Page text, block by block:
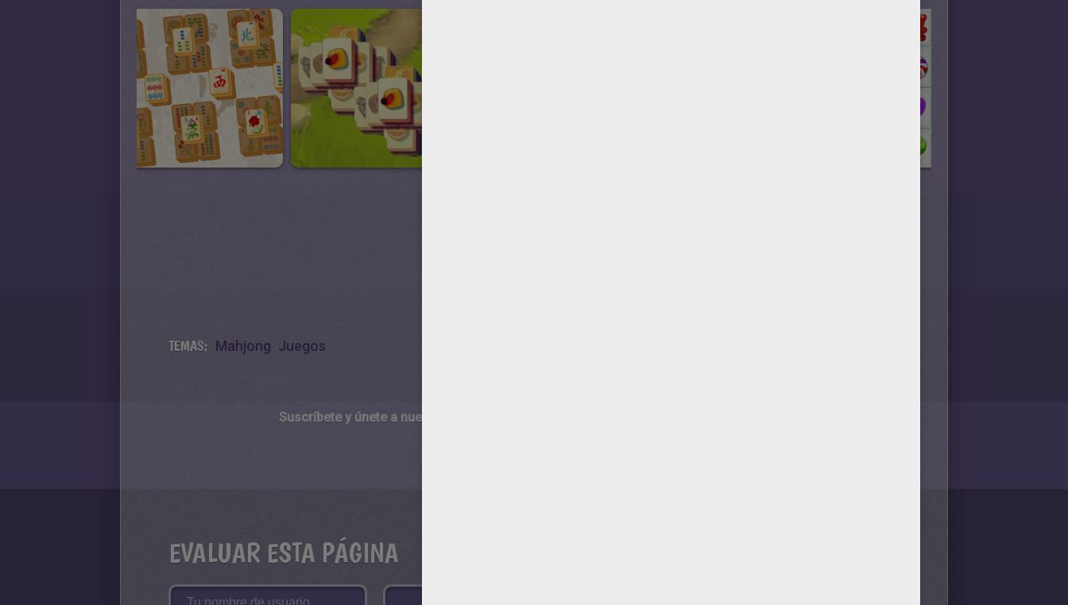
TEMAS: Mahjong Juegos
Suscríbete y únete a nuestro canal de vídeos para niños en Youtube:
EVALUAR ESTA PÁGINA